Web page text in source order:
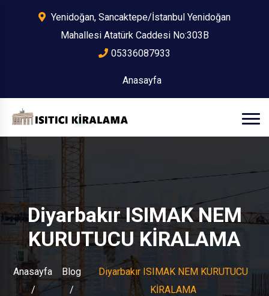
Yenidoğan, Sancaktepe/İstanbul Yenidoğan
Mahallesi Atatürk Caddesi No:303B
05336087933
Anasayfa
Diyarbakır ISIMAK NEM
KURUTUCU KİRALAMA
Anasayfa Blog
Diyarbakır ISIMAK NEM KURUTUCU
KİRALAMA